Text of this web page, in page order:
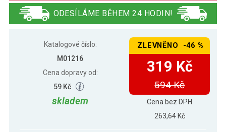
Masážní Hula Hoop obruč 96 cm se 64
magnety, skládací
250 Kč
199 Kč
ODESÍLÁME BĚHEM 24 HODIN!
Katalogové číslo:
M01216
Cena dopravy od:
59 Kč
skladem
ZLEVNĚNO -46 %
319 Kč
594 Kč
Cena bez DPH
263,64 Kč